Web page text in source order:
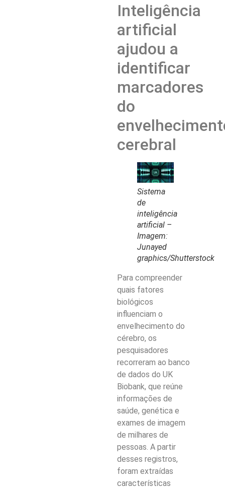
Inteligência
artificial
ajudou a
identificar
marcadores
do
cerebral
Sistema
de
inteligência
artificial –
Imagem:
Junayed
graphics/Shutterstock
Para compreender
quais fatores
biológicos
influenciam o
envelhecimento do
cérebro, os
pesquisadores
recorreram ao banco
de dados do UK
Biobank, que reúne
informações de
saúde, genética e
exames de imagem
de milhares de
pessoas. A partir
desses registros,
foram extraídas
características